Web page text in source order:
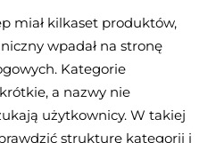
miał kilkaset produktów,
wpadał na stronę
Kategorie
a nazwy nie
użytkownicy. W takiej
strukturę kategorii i